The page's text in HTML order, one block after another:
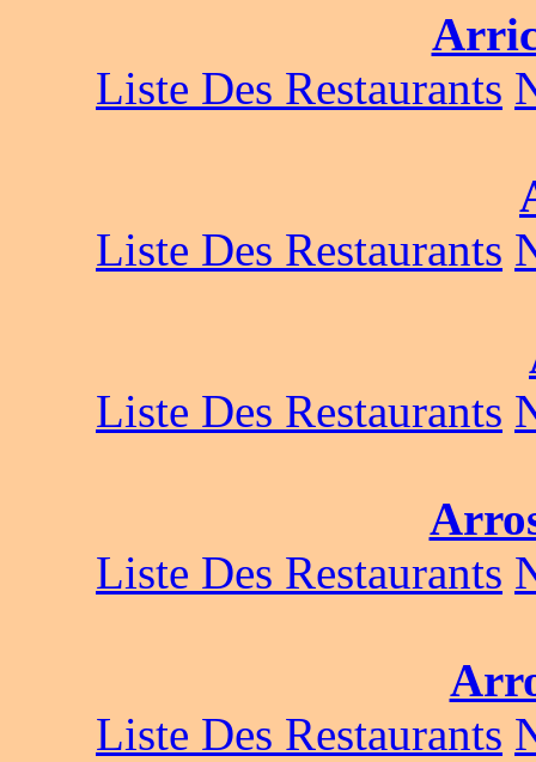
Liste Des Restaurants
Liste Des Restaurants
Liste Des Restaurants
Liste Des Restaurants
Liste Des Restaurants